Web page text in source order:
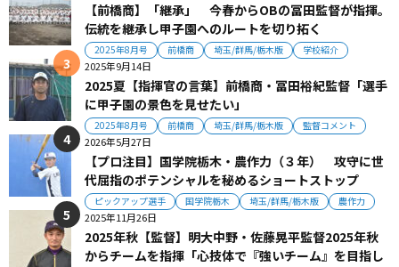
【前橋商】「継承」 今春からOBの冨田監督が指揮。
伝統を継承し甲子園へのルートを切り拓く
2025年8月号 前橋商 埼玉/群馬/栃木版 学校紹介
2025年9月14日
2025夏【指揮官の言葉】前橋商・冨田裕紀監督「選手
に甲子園の景色を見せたい」
2025年8月号 前橋商 埼玉/群馬/栃木版 監督コメント
2026年5月27日
【プロ注目】国学院栃木・農作力（３年） 攻守に世
代屈指のポテンシャルを秘めるショートストップ
ピックアップ選手 国学院栃木 埼玉/群馬/栃木版 農作力
2025年11月26日
2025年秋【監督】明大中野・佐藤晃平監督2025年秋
からチームを指揮「心技体で『強いチーム』を目指し